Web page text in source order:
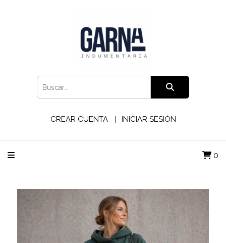
CREAR CUENTA INICIAR SESIÓN
0